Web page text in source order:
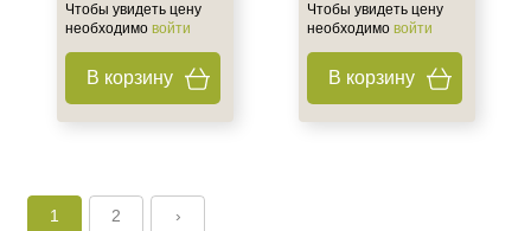
Чтобы увидеть цену
необходимо войти
В корзину
Чтобы увидеть цену
необходимо войти
В корзину
1 2 ›